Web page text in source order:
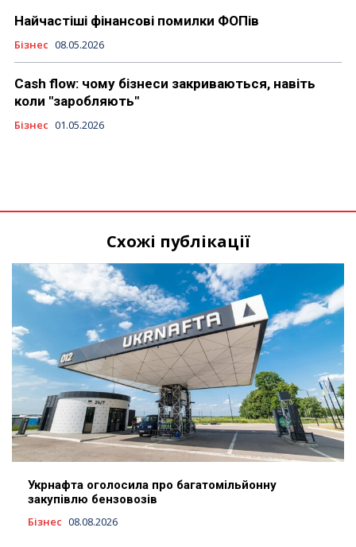
Найчастіші фінансові помилки ФОПів
Бізнес 08.05.2026
Cash flow: чому бізнеси закриваються, навіть
коли "заробляють"
Бізнес 01.05.2026
Схожі публікації
Укрнафта оголосила про багатомільйонну
закупівлю бензовозів
Бізнес 08.08.2026